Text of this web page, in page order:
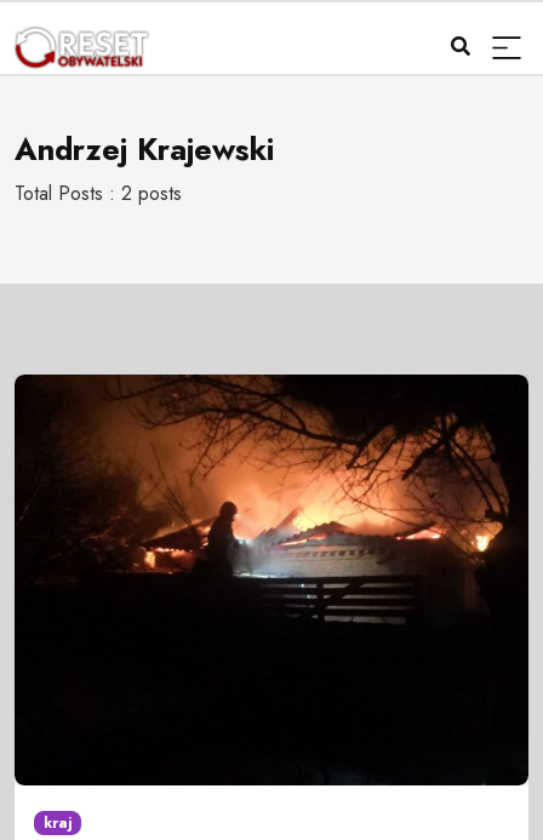
Andrzej Krajewski
Total Posts : 2 posts
kraj